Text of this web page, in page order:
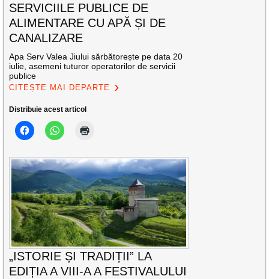
SERVICIILE PUBLICE DE
ALIMENTARE CU APĂ ȘI DE
CANALIZARE
Apa Serv Valea Jiului sărbătorește pe data 20
iulie, asemeni tuturor operatorilor de servicii
publice
CITEȘTE MAI DEPARTE
Distribuie acest articol
„ISTORIE ȘI TRADIȚII” LA
EDIȚIA A VIII-A A FESTIVALULUI